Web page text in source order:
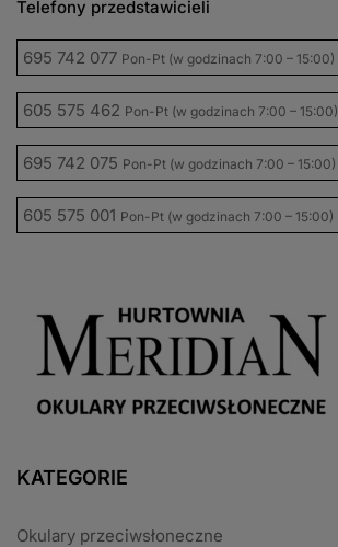
Telefony przedstawicieli
695 742 077 Pon-Pt (w godzinach 7:00 – 15:00)
605 575 462 Pon-Pt (w godzinach 7:00 – 15:00)
695 742 075 Pon-Pt (w godzinach 7:00 – 15:00)
605 575 001 Pon-Pt (w godzinach 7:00 – 15:00)
KATEGORIE
Okulary przeciwsłoneczne